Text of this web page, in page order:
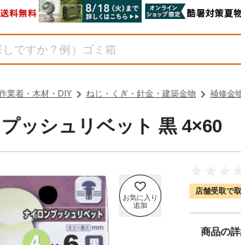
業着・木材・DIY ねじ・くぎ・針金・建築金物 補修金
ッシュリベット 黒 4×60
店舗受取で
商品の